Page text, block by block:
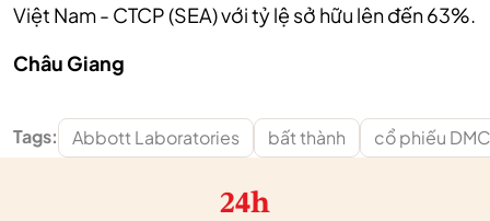
Việt Nam - CTCP (SEA) với tỷ lệ sở hữu lên đến 63%.
Châu Giang
Tags: Abbott Laboratories bất thành cổ phiếu DMC
24h